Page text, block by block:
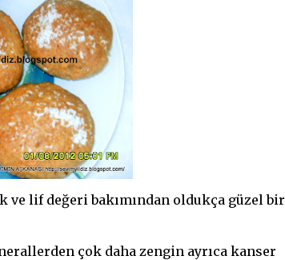
ve lif değeri bakımından oldukça güzel bir
çok daha zengin ayrıca kanser